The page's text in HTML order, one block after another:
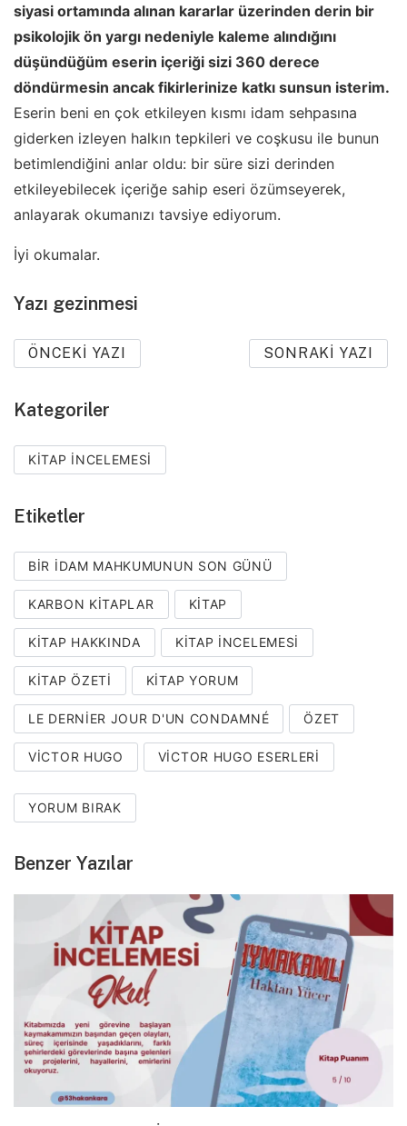
siyasi ortamında alınan kararlar üzerinden derin bir
psikolojik ön yargı nedeniyle kaleme alındığını
düşündüğüm eserin içeriği sizi 360 derece
döndürmesin ancak fikirlerinize katkı sunsun isterim.
Eserin beni en çok etkileyen kısmı idam sehpasına
giderken izleyen halkın tepkileri ve coşkusu ile bunun
betimlendiğini anlar oldu: bir süre sizi derinden
etkileyebilecek içeriğe sahip eseri özümseyerek,
anlayarak okumanızı tavsiye ediyorum.
İyi okumalar.
Yazı gezinmesi
ÖNCEKI YAZI SONRAKI YAZI
Kategoriler
KITAP İNCELEMESI
Etiketler
BIR IDAM MAHKUMUNUN SON GÜNÜ
KARBON KITAPLAR KITAP
KITAP HAKKINDA KITAP INCELEMESI
KITAP ÖZETI KITAP YORUM
LE DERNIER JOUR D'UN CONDAMNÉ ÖZET
VICTOR HUGO VICTOR HUGO ESERLERI
YORUM BIRAK
Benzer Yazılar